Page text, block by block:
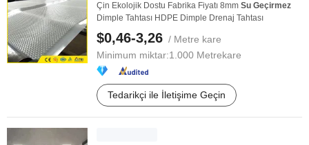
Çin Ekolojik Dostu Fabrika Fiyatı 8mm Su Geçirmez
Dimple Tahtası HDPE Dimple Drenaj Tahtası
$0,46-3,26 / Metre kare
Minimum miktar:1.000 Metrekare
Tedarikçi ile İletişime Geçin